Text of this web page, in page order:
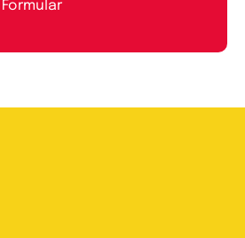
Formular